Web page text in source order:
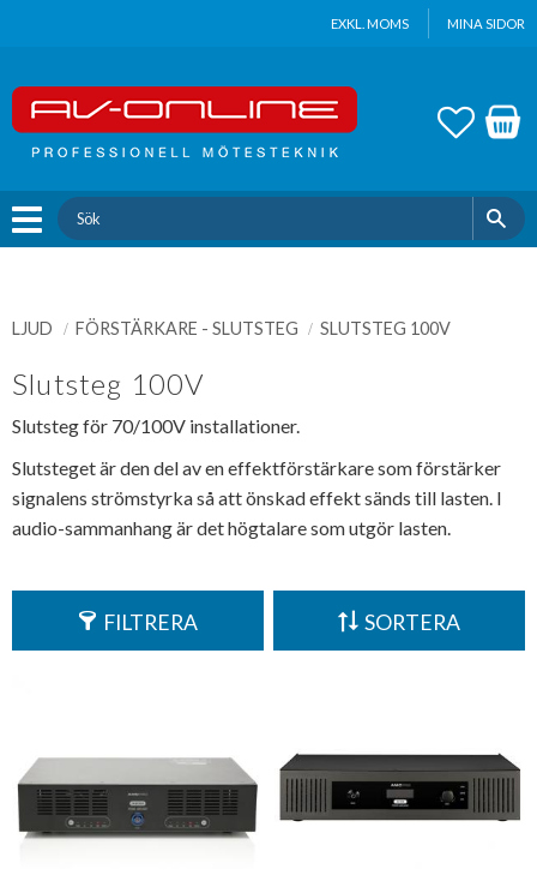
EXKL. MOMS MINA SIDOR
LJUD FÖRSTÄRKARE - SLUTSTEG SLUTSTEG 100V
Slutsteg 100V
Slutsteg för 70/100V installationer.
Slutsteget är den del av en effektförstärkare som förstärker
signalens strömstyrka så att önskad effekt sänds till lasten. I
audio-sammanhang är det högtalare som utgör lasten.
FILTRERA SORTERA